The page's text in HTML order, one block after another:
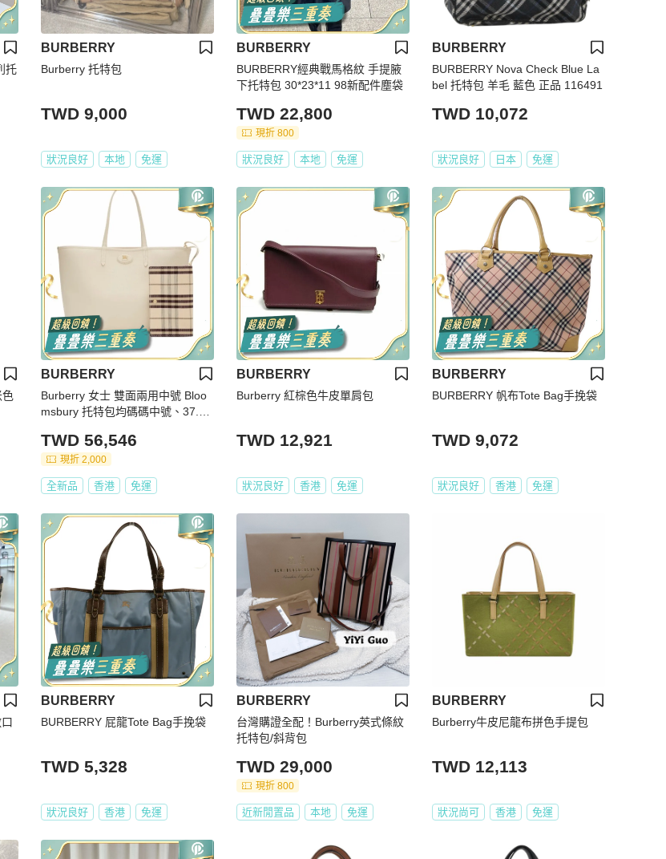
托
BURBERRY
Burberry 托特包
TWD 9,000
狀況良好 本地 免運
BURBERRY
BURBERRY經典戰馬格紋 手提腋
下托特包 30*23*11 98新配件塵袋
TWD 22,800
現折 800
狀況良好 本地 免運
BURBERRY
BURBERRY Nova Check Blue La
bel 托特包 羊毛 藍色 正品 116491
TWD 10,072
狀況良好 日本 免運
色
BURBERRY
Burberry 女士 雙面兩用中號 Bloo
msbury 托特包均碼碼中號、37.5c
TWD 56,546
現折 2,000
全新品 香港 免運
BURBERRY
Burberry 紅棕色牛皮單肩包
TWD 12,921
狀況良好 香港 免運
BURBERRY
BURBERRY 帆布Tote Bag手挽袋
TWD 9,072
狀況良好 香港 免運
BURBERRY
BURBERRY 屁龍Tote Bag手挽袋
TWD 5,328
狀況良好 香港 免運
BURBERRY
台灣購證全配！Burberry英式條紋
托特包/斜背包
TWD 29,000
現折 800
近新閒置品 本地 免運
BURBERRY
Burberry牛皮尼龍布拼色手提包
TWD 12,113
狀況尚可 香港 免運